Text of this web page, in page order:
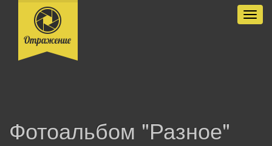
Фотоальбом "Разное"